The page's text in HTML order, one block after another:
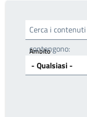
Cerca i
contengono:
Ambito